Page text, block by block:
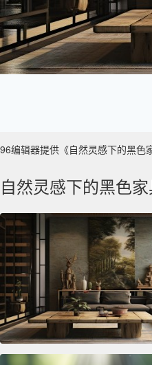
96编辑器提供《自然灵感下的黑色
自然灵感下的黑色